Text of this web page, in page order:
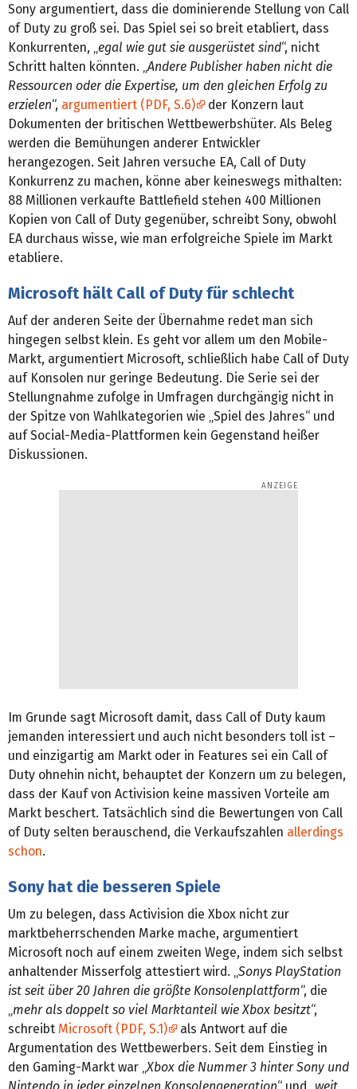
Sony argumentiert, dass die dominierende Stellung von Call
of Duty zu groß sei. Das Spiel sei so breit etabliert, dass
Konkurrenten, „ egal wie gut sie ausgerüstet sind“, nicht
Schritt halten könnten. „ Andere Publisher haben nicht die
Ressourcen oder die Expertise, um den gleichen Erfolg zu
erzielen“, argumentiert (PDF, S.6)
der Konzern laut
Dokumenten der britischen Wettbewerbshüter. Als Beleg
werden die Bemühungen anderer Entwickler
herangezogen. Seit Jahren versuche EA, Call of Duty
Konkurrenz zu machen, könne aber keineswegs mithalten:
88 Millionen verkaufte Battlefield stehen 400 Millionen
Kopien von Call of Duty gegenüber, schreibt Sony, obwohl
EA durchaus wisse, wie man erfolgreiche Spiele im Markt
etabliere.
Microsoft hält Call of Duty für schlecht
Auf der anderen Seite der Übernahme redet man sich
hingegen selbst klein. Es geht vor allem um den Mobile-
Markt, argumentiert Microsoft, schließlich habe Call of Duty
auf Konsolen nur geringe Bedeutung. Die Serie sei der
Stellungnahme zufolge in Umfragen durchgängig nicht in
der Spitze von Wahlkategorien wie „Spiel des Jahres“ und
auf Social-Media-Plattformen kein Gegenstand heißer
Diskussionen.
Im Grunde sagt Microsoft damit, dass Call of Duty kaum
jemanden interessiert und auch nicht besonders toll ist –
und einzigartig am Markt oder in Features sei ein Call of
Duty ohnehin nicht, behauptet der Konzern um zu belegen,
dass der Kauf von Activision keine massiven Vorteile am
Markt beschert. Tatsächlich sind die Bewertungen von Call
of Duty selten berauschend, die Verkaufszahlen allerdings
schon.
Sony hat die besseren Spiele
Um zu belegen, dass Activision die Xbox nicht zur
marktbeherrschenden Marke mache, argumentiert
Microsoft noch auf einem zweiten Wege, indem sich selbst
anhaltender Misserfolg attestiert wird. „ Sonys PlayStation
ist seit über 20 Jahren die größte Konsolenplattform“, die
mehr als doppelt so viel Marktanteil wie Xbox besitzt“,
schreibt Microsoft (PDF, S.1)
als Antwort auf die
Argumentation des Wettbewerbers. Seit dem Einstieg in
den Gaming-Markt war „ Xbox die Nummer 3 hinter Sony und